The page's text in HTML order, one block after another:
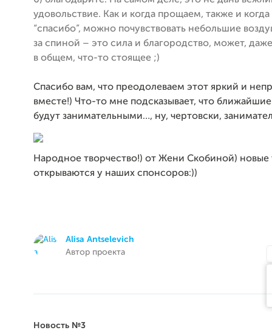
удовольствие. Как и когда прощаем, также и
“спасибо”, можно почувствовать небольшие
за спиной – это сила и благородство, может,
в общем, что-то стоящее ;)
Спасибо вам, что преодолеваем этот яркий и
вместе!) Что-то мне подсказывает, что
будут занимательными…, ну, чертовски,
Народное творчество!) от Жени Скобиной) новые
открываются у наших спонсоров:))
Alisa Antselevich
Автор проекта
Новость №3